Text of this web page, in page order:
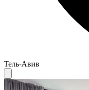
Тель-Авив